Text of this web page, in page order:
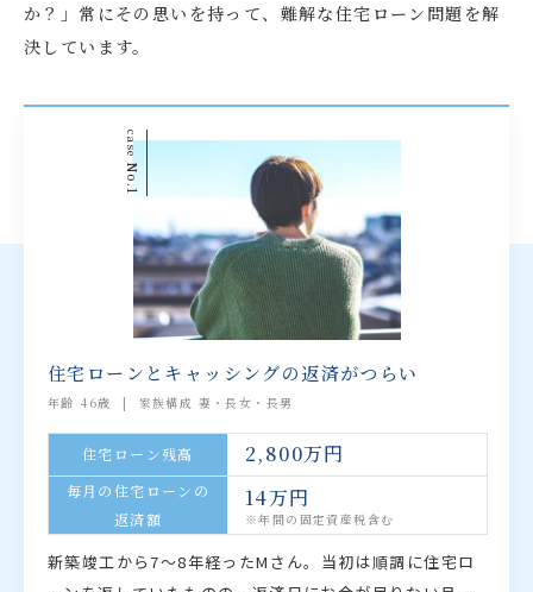
か？」常にその思いを持って、難解な住宅ローン問題を解
決しています。
case
No.1
住宅ローンとキャッシングの返済がつらい
年齢 46歳 家族構成 妻・長女・長男
住宅ローン残高 2,800万円
毎月の住宅ローンの
返済額
14万円
※年間の固定資産税含む
新築竣工から7～8年経ったMさん。当初は順調に住宅ロ